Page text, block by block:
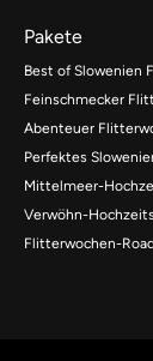
Pakete
Best of Slowenien
Feinschmecker
Abenteuer
Perfektes
Mittelmeer-
Verwöhn-
Flitterwochen-